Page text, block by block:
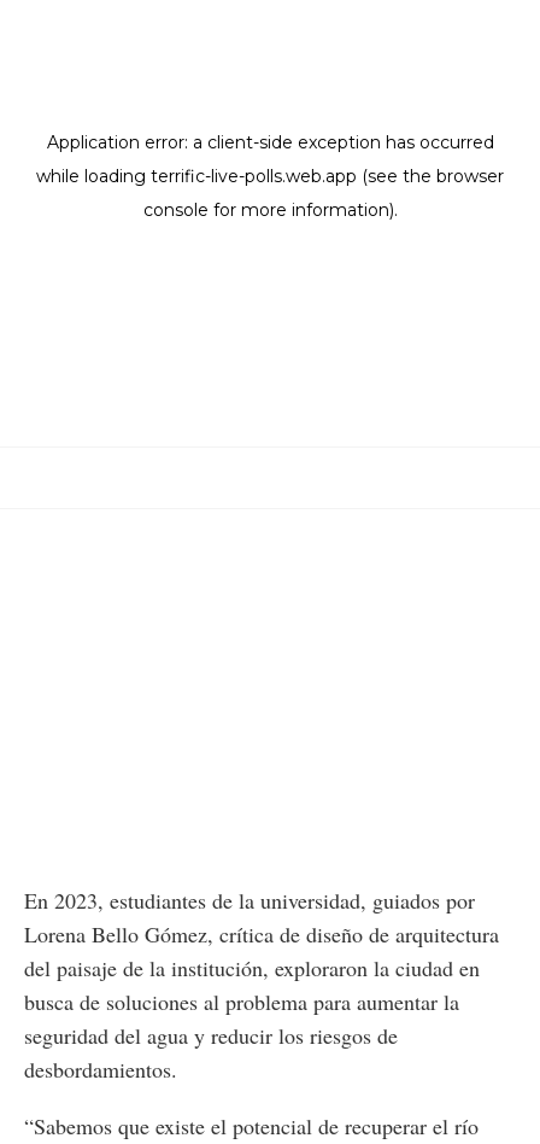
En 2023, estudiantes de la universidad, guiados por
Lorena Bello Gómez, crítica de diseño de arquitectura
del paisaje de la institución, exploraron la ciudad en
busca de soluciones al problema para aumentar la
seguridad del agua y reducir los riesgos de
desbordamientos.
“Sabemos que existe el potencial de recuperar el río